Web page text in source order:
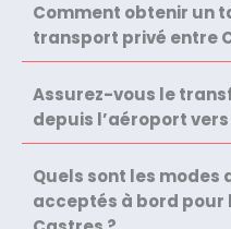
Comment obtenir un
transport privé entre
Assurez-vous le
depuis l’aéroport
Quels sont les modes
acceptés à bord pour